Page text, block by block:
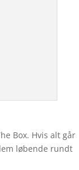
Box. Hvis alt går
løbende rundt